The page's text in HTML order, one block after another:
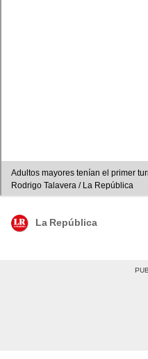
Adultos mayores tenían el primer
Rodrigo Talavera / La República
La República